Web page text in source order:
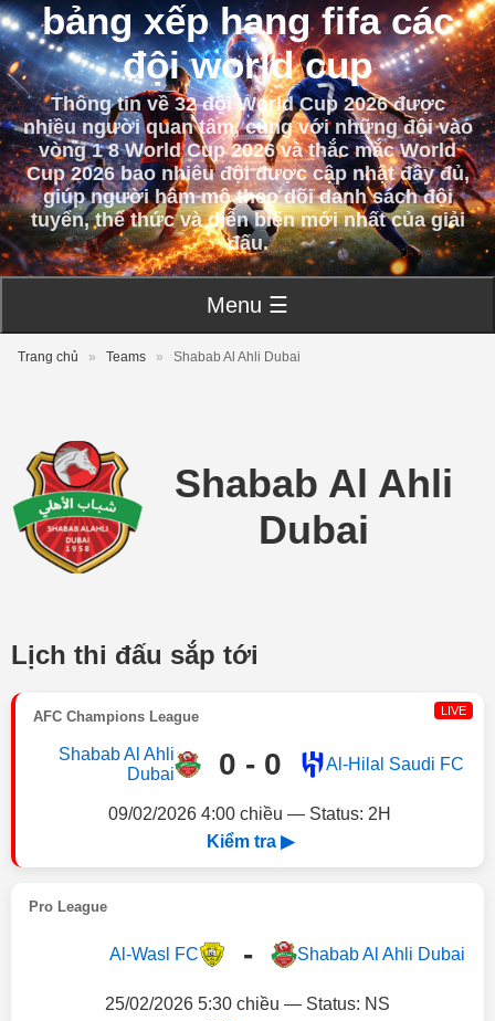
bảng xếp hạng fifa các
đội world cup
Thông tin về 32 đội World Cup 2026 được
nhiều người quan tâm, cùng với những đội vào
vòng 1 8 World Cup 2026 và thắc mắc World
Cup 2026 bao nhiêu đội được cập nhật đầy đủ,
giúp người hâm mộ theo dõi danh sách đội
tuyển, thể thức và diễn biến mới nhất của giải
đấu.
Menu ☰
Trang chủ » Teams » Shabab Al Ahli Dubai
Shabab Al Ahli
Dubai
Lịch thi đấu sắp tới
AFC Champions League LIVE
Shabab Al Ahli
Dubai
0 - 0 Al-Hilal Saudi FC
09/02/2026 4:00 chiều — Status: 2H
Kiểm tra ▶
Pro League
Al-Wasl FC - Shabab Al Ahli Dubai
25/02/2026 5:30 chiều — Status: NS